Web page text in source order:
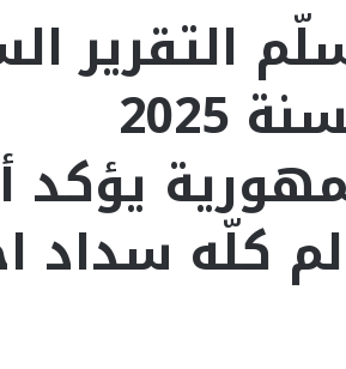
التقرير
المركزي لسنة 2025
كلّه سداد